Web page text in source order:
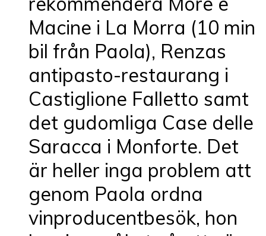
Macine i La Morra (10 min
bil från Paola), Renzas
antipasto-restaurang i
Castiglione Falletto samt
det gudomliga Case delle
Saracca i Monforte. Det
är heller inga problem att
genom Paola ordna
vinproducentbesök, hon